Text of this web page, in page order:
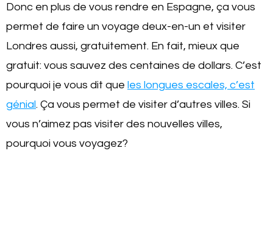
Donc en plus de vous rendre en Espagne, ça vous
permet de faire un voyage deux-en-un et visiter
Londres aussi, gratuitement. En fait, mieux que
gratuit: vous sauvez des centaines de dollars. C’est
pourquoi je vous dit que les longues escales, c’est
génial. Ça vous permet de visiter d’autres villes. Si
vous n’aimez pas visiter des nouvelles villes,
pourquoi vous voyagez?